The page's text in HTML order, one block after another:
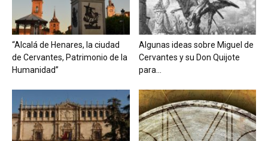
“Alcalá de Henares, la ciudad
de Cervantes, Patrimonio de la
Humanidad”
Algunas ideas sobre Miguel de
Cervantes y su Don Quijote
para...